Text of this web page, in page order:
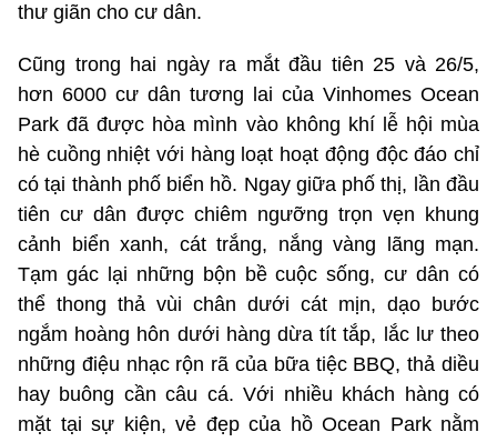
thư giãn cho cư dân.
Cũng trong hai ngày ra mắt đầu tiên 25 và 26/5,
hơn 6000 cư dân tương lai của Vinhomes Ocean
Park đã được hòa mình vào không khí lễ hội mùa
hè cuồng nhiệt với hàng loạt hoạt động độc đáo chỉ
có tại thành phố biển hồ. Ngay giữa phố thị, lần đầu
tiên cư dân được chiêm ngưỡng trọn vẹn khung
cảnh biển xanh, cát trắng, nắng vàng lãng mạn.
Tạm gác lại những bộn bề cuộc sống, cư dân có
thể thong thả vùi chân dưới cát mịn, dạo bước
ngắm hoàng hôn dưới hàng dừa tít tắp, lắc lư theo
những điệu nhạc rộn rã của bữa tiệc BBQ, thả diều
hay buông cần câu cá. Với nhiều khách hàng có
mặt tại sự kiện, vẻ đẹp của hồ Ocean Park nằm